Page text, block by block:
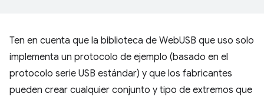
Ten en cuenta que la biblioteca de WebUSB que uso solo
implementa un protocolo de ejemplo (basado en el
protocolo serie USB estándar) y que los fabricantes
pueden crear cualquier conjunto y tipo de extremos que